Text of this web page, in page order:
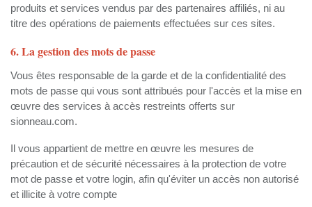
produits et services vendus par des partenaires affiliés, ni au
titre des opérations de paiements effectuées sur ces sites.
6. La gestion des mots de passe
Vous êtes responsable de la garde et de la confidentialité des
mots de passe qui vous sont attribués pour l'accès et la mise en
œuvre des services à accès restreints offerts sur
sionneau.com.
Il vous appartient de mettre en œuvre les mesures de
précaution et de sécurité nécessaires à la protection de votre
mot de passe et votre login, afin qu'éviter un accès non autorisé
et illicite à votre compte